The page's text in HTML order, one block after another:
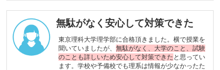
無駄がなく安心して対策できた
東京理科大学理学部に合格頂きました。横で授業を
聞いていましたが、無駄がなく、大学のこと、試験
のことも詳しいため安心して対策できた と思ってい
ます。学校や予備校でも理系は情報が少なかったた